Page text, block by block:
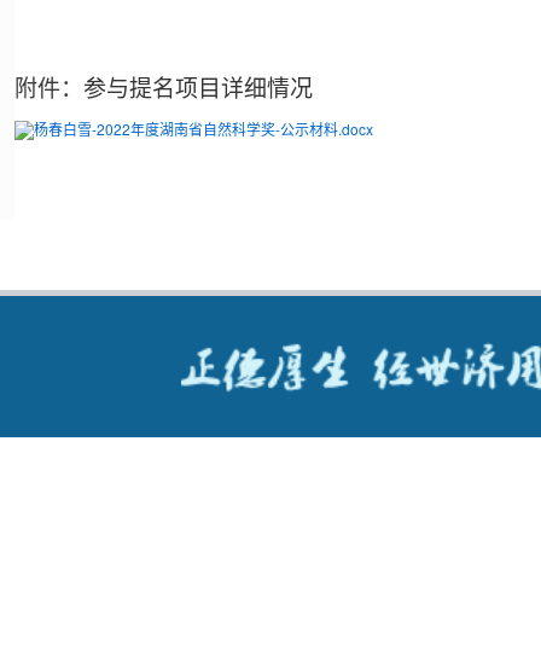
附件： 参与提名项目详细情况
杨春白雪-2022年度湖南省自然科学奖-公示材料.docx